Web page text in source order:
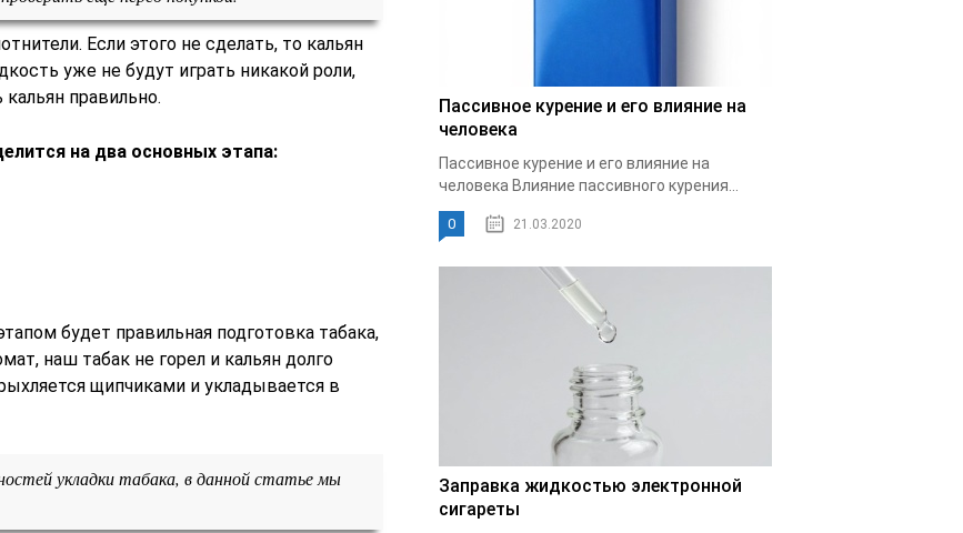
Если этого не сделать, то кальян
уже не будут играть никакой роли,
правильно.
на два основных этапа:
будет правильная подготовка табака,
наш табак не горел и кальян долго
щипчиками и укладывается в
укладки табака, в данной статье мы
Пассивное курение и его влияние на
человека
Пассивное курение и его влияние на
человека Влияние пассивного курения...
0 21.03.2020
Заправка жидкостью электронной
сигареты